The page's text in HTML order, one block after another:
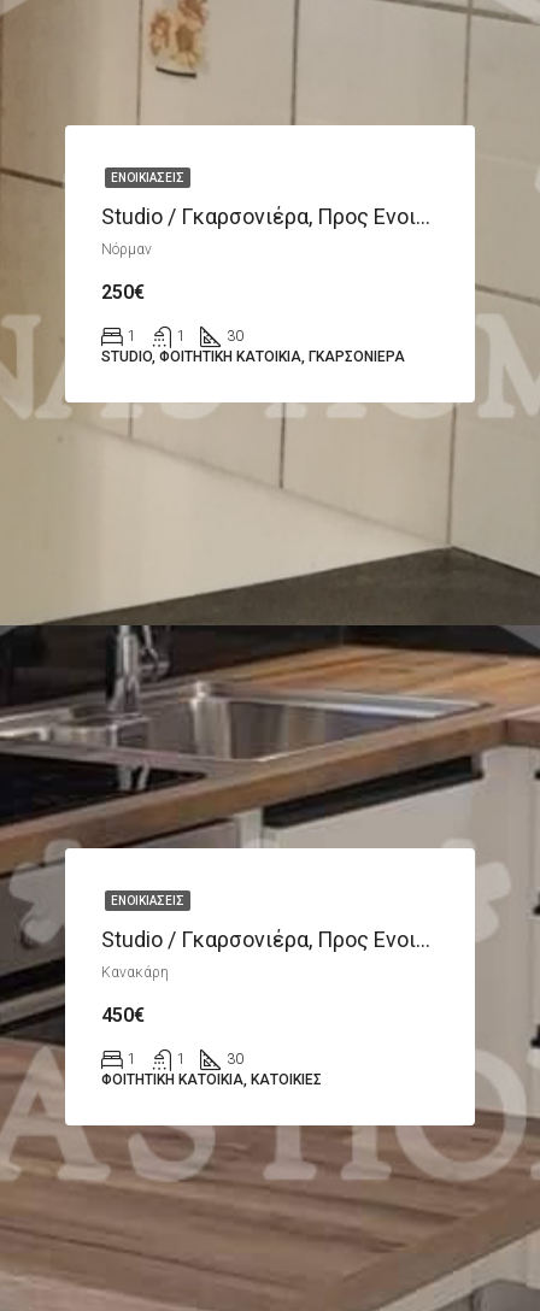
ΕΝΟΙΚΙΆΣΕΙΣ
Studio / Γκαρσονιέρα, Προς Ενοικίαση 30 Τ.μ.
Νόρμαν
250€
1 1
30
STUDIO, ΦΟΙΤΗΤΙΚΉ ΚΑΤΟΙΚΊΑ, ΓΚΑΡΣΟΝΙΈΡΑ
ΕΝΟΙΚΙΆΣΕΙΣ
Studio / Γκαρσονιέρα, Προς Ενοικίαση 30 Τ.μ.
Κανακάρη
450€
1 1
30
ΦΟΙΤΗΤΙΚΉ ΚΑΤΟΙΚΊΑ, ΚΑΤΟΙΚΊΕΣ